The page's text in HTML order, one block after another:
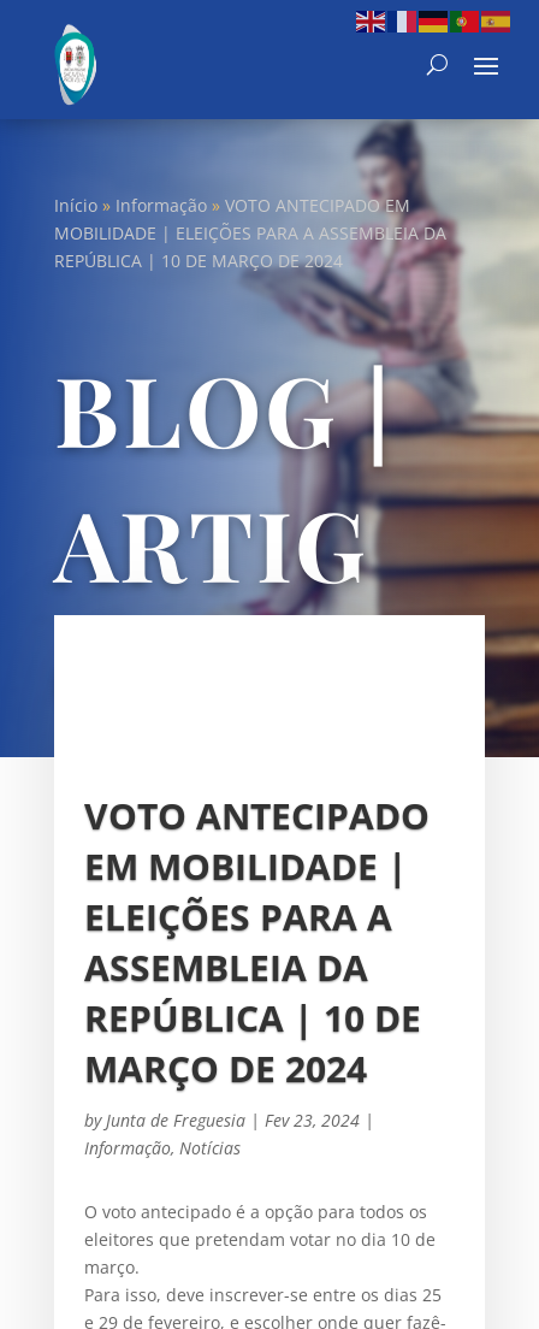
Início» Informação» VOTO ANTECIPADO EM
MOBILIDADE | ELEIÇÕES PARA A ASSEMBLEIA DA
REPÚBLICA | 10 DE MARÇO DE 2024
BLOG |
ARTIG
UNIÃO DAS FREGUESIAS DE
VOTO ANTECIPADO
EM MOBILIDADE |
ELEIÇÕES PARA A
ASSEMBLEIA DA
REPÚBLICA | 10 DE
MARÇO DE 2024
by Junta de Freguesia| Fev 23, 2024|
Informação, Notícias
O voto antecipado é a opção para todos os
eleitores que pretendam votar no dia 10 de
março.
Para isso, deve inscrever-se entre os dias 25
e 29 de fevereiro, e escolher onde quer fazê-